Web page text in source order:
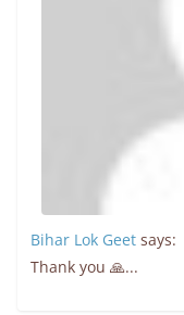
Bihar Lok Geet says:
Thank you 🙏...